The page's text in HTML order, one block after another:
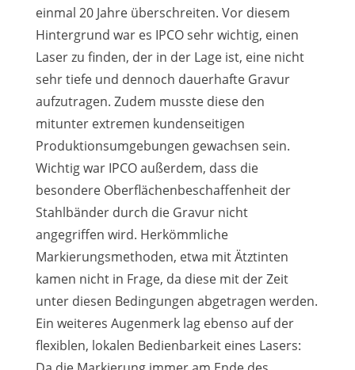
einmal 20 Jahre überschreiten. Vor diesem
Hintergrund war es IPCO sehr wichtig, einen
Laser zu finden, der in der Lage ist, eine nicht
sehr tiefe und dennoch dauerhafte Gravur
aufzutragen. Zudem musste diese den
mitunter extremen kundenseitigen
Produktionsumgebungen gewachsen sein.
Wichtig war IPCO außerdem, dass die
besondere Oberflächenbeschaffenheit der
Stahlbänder durch die Gravur nicht
angegriffen wird. Herkömmliche
Markierungsmethoden, etwa mit Ätztinten
kamen nicht in Frage, da diese mit der Zeit
unter diesen Bedingungen abgetragen werden.
Ein weiteres Augenmerk lag ebenso auf der
flexiblen, lokalen Bedienbarkeit eines Lasers: